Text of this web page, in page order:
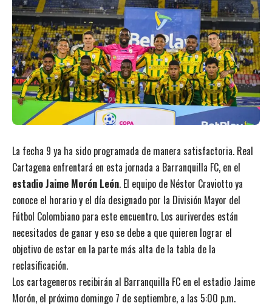
La fecha 9 ya ha sido programada de manera satisfactoria. Real
Cartagena enfrentará en esta jornada a Barranquilla FC, en el
estadio Jaime Morón León. El equipo de Néstor Craviotto ya
conoce el horario y el día designado por la División Mayor del
Fútbol Colombiano para este encuentro. Los auriverdes están
necesitados de ganar y eso se debe a que quieren lograr el
objetivo de estar en la parte más alta de la tabla de la
reclasificación.
Los cartageneros recibirán al Barranquilla FC en el estadio Jaime
Morón, el próximo domingo 7 de septiembre, a las 5:00 p.m.